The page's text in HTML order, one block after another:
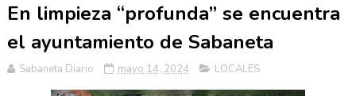
En limpieza “profunda” se encuentra
el ayuntamiento de Sabaneta
Sabaneta Diario mayo 14, 2024 LOCALES